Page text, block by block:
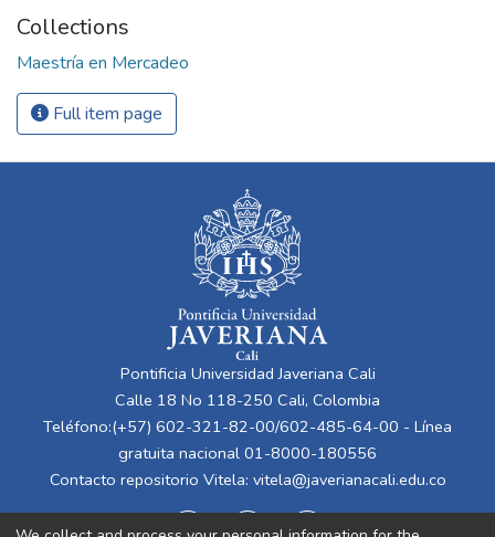
Collections
Maestría en Mercadeo
Full item page
Pontificia Universidad Javeriana Cali
Calle 18 No 118-250 Cali, Colombia
Teléfono:(+57) 602-321-82-00/602-485-64-00 - Línea
gratuita nacional 01-8000-180556
Contacto repositorio Vitela: vitela@javerianacali.edu.co